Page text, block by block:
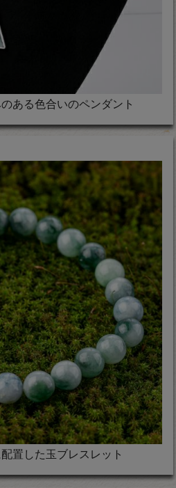
ある色合いのペンダント
置した玉ブレスレット